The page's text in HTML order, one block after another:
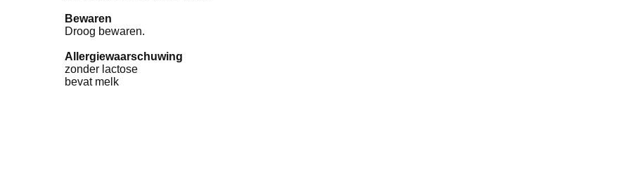
Bewaren
Droog bewaren.
Allergiewaarschuwing
zonder lactose
bevat melk